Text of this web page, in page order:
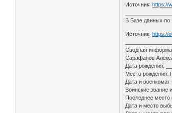
Источник:https://
В Базе данных по
Источник:https://
Сводная
Сарафанов
Дата рождения:
Место рождения:
Дата и
Воинские звание
Последнее место
Дата и место